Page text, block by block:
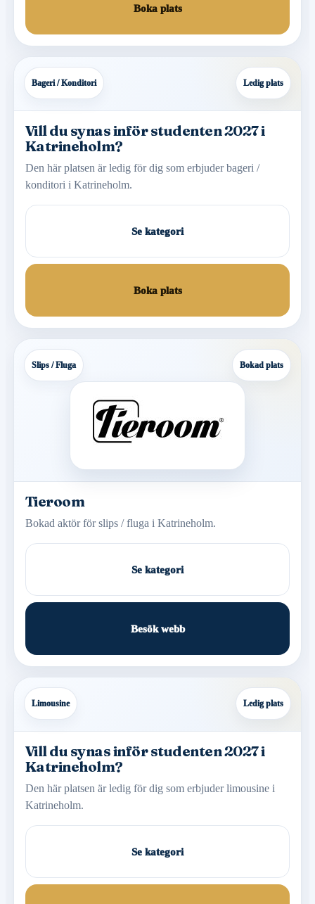
Boka plats
Bageri / Konditori Ledig plats
Vill du synas inför studenten 2027 i
Katrineholm?
Den här platsen är ledig för dig som erbjuder bageri /
konditori i Katrineholm.
Se kategori
Boka plats
Slips / Fluga Bokad plats
Tieroom
Bokad aktör för slips / fluga i Katrineholm.
Se kategori
Besök webb
Limousine Ledig plats
Vill du synas inför studenten 2027 i
Katrineholm?
Den här platsen är ledig för dig som erbjuder limousine i
Katrineholm.
Se kategori